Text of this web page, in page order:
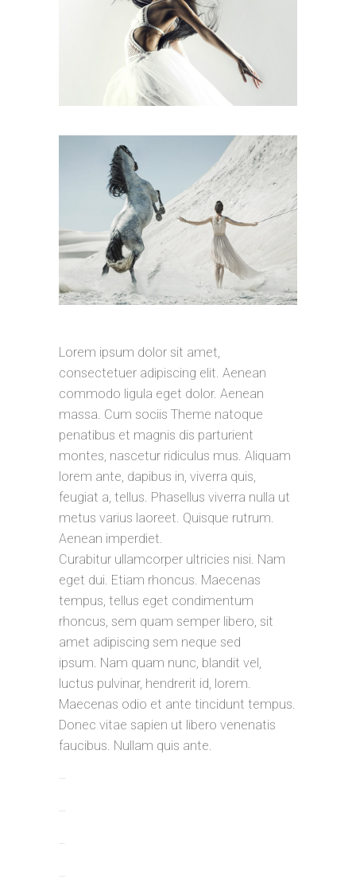
Lorem ipsum dolor sit amet,
consectetuer adipiscing elit. Aenean
commodo ligula eget dolor. Aenean
massa. Cum sociis Theme natoque
penatibus et magnis dis parturient
montes, nascetur ridiculus mus. Aliquam
lorem ante, dapibus in, viverra quis,
feugiat a, tellus. Phasellus viverra nulla ut
metus varius laoreet. Quisque rutrum.
Aenean imperdiet.
Curabitur ullamcorper ultricies nisi. Nam
eget dui. Etiam rhoncus. Maecenas
tempus, tellus eget condimentum
rhoncus, sem quam semper libero, sit
amet adipiscing sem neque sed
ipsum. Nam quam nunc, blandit vel,
luctus pulvinar, hendrerit id, lorem.
Maecenas odio et ante tincidunt tempus.
Donec vitae sapien ut libero venenatis
faucibus. Nullam quis ante.